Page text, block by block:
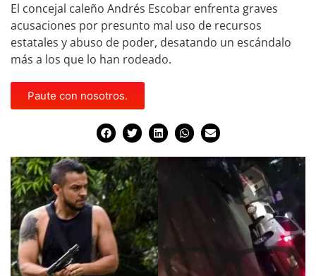
El concejal caleño Andrés Escobar enfrenta graves
acusaciones por presunto mal uso de recursos
estatales y abuso de poder, desatando un escándalo
más a los que lo han rodeado.
Paute con nosotros.